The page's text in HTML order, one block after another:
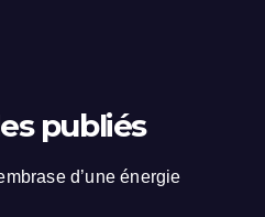
publiés
d’une énergie